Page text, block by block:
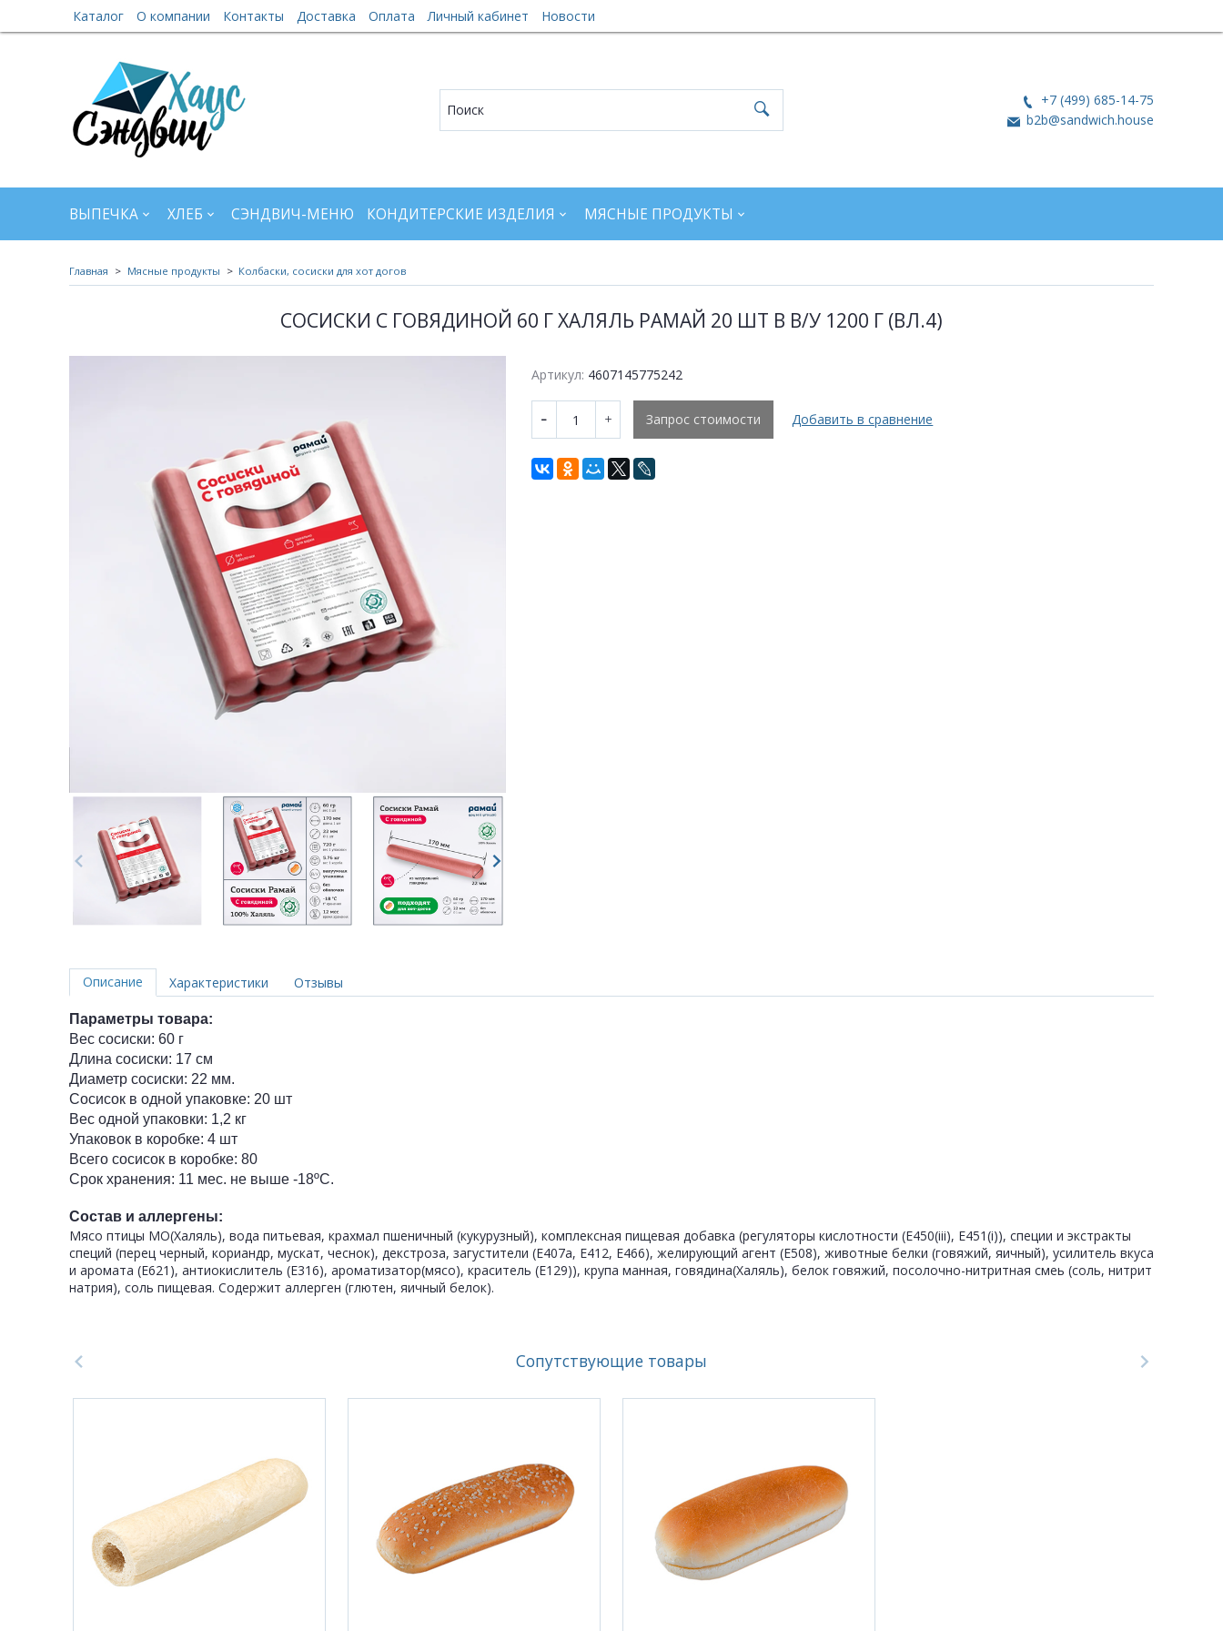
Каталог О компании Контакты Доставка Оплата Личный кабинет Новости
+7 (499) 685-14-75
b2b@sandwich.house
ВЫПЕЧКА ХЛЕБ СЭНДВИЧ-МЕНЮ КОНДИТЕРСКИЕ ИЗДЕЛИЯ МЯСНЫЕ ПРОДУКТЫ
Главная Мясные продукты Колбаски, сосиски для хот догов
СОСИСКИ С ГОВЯДИНОЙ 60 Г ХАЛЯЛЬ РАМАЙ 20 ШТ В В/У 1200 Г (ВЛ.4)
Артикул: 4607145775242
Запрос стоимости Добавить в сравнение
Описание
Параметры товара:
Вес сосиски: 60 г
Длина сосиски: 17 см
Диаметр сосиски: 22 мм.
Сосисок в одной упаковке: 20 шт
Вес одной упаковки: 1,2 кг
Упаковок в коробке: 4 шт
Всего сосисок в коробке: 80
Срок хранения: 11 мес. не выше -18ºC.
Состав и аллергены:
Мясо птицы МО(Халяль), вода питьевая, крахмал пшеничный (кукурузный), комплексная пищевая добавка (регуляторы кислотности (Е450(iii), Е451(i)), специи и экстракты
специй (перец черный, кориандр, мускат, чеснок), декстроза, загустители (Е407а, Е412, Е466), желирующий агент (Е508), животные белки (говяжий, яичный), усилитель вкуса
и аромата (Е621), антиокислитель (Е316), ароматизатор(мясо), краситель (Е129)), крупа манная, говядина(Халяль), белок говяжий, посолочно-нитритная смеь (соль, нитрит
натрия), соль пищевая. Содержит аллерген (глютен, яичный белок).
Характеристики Отзывы
Сопутствующие товары